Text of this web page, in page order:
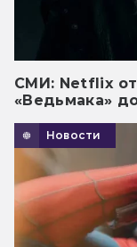
СМИ: Netflix
«Ведьмака»
Новости